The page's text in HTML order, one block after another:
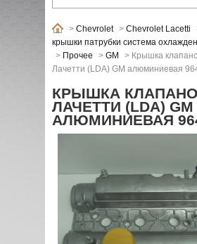
> Chevrolet > Chevrolet Lacetti
крышки патрубки система
> Прочее > GM > Крышка
Лачетти (LDA) GM алюминиевая
КРЫШКА
ЛАЧЕТТИ (LDA) GM
АЛЮМИНИЕВАЯ